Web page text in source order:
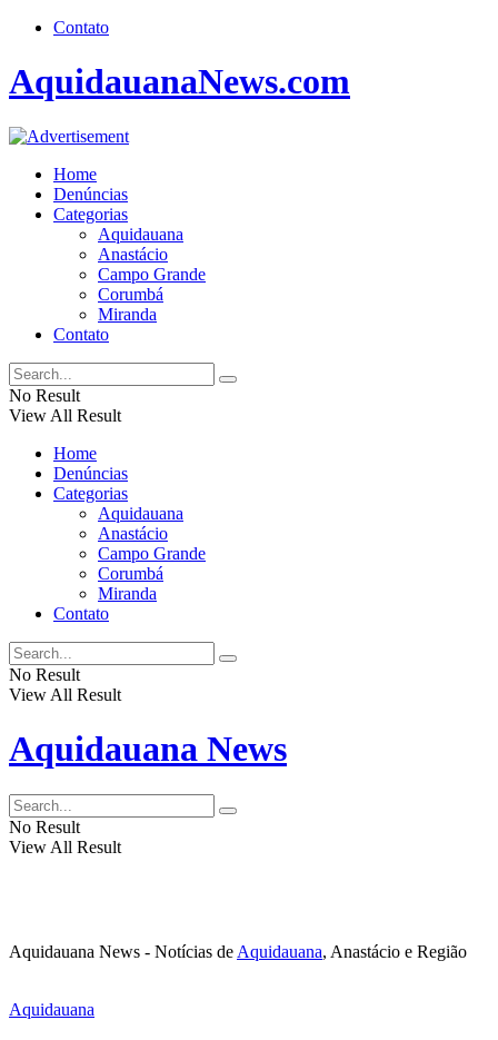
Contato
AquidauanaNews.com
Home
Denúncias
Categorias
Aquidauana
Anastácio
Campo Grande
Corumbá
Miranda
Contato
No Result
View All Result
Home
Denúncias
Categorias
Aquidauana
Anastácio
Campo Grande
Corumbá
Miranda
Contato
No Result
View All Result
Aquidauana News
No Result
View All Result
Aquidauana News - Notícias de Aquidauana, Anastácio e Região
Aquidauana